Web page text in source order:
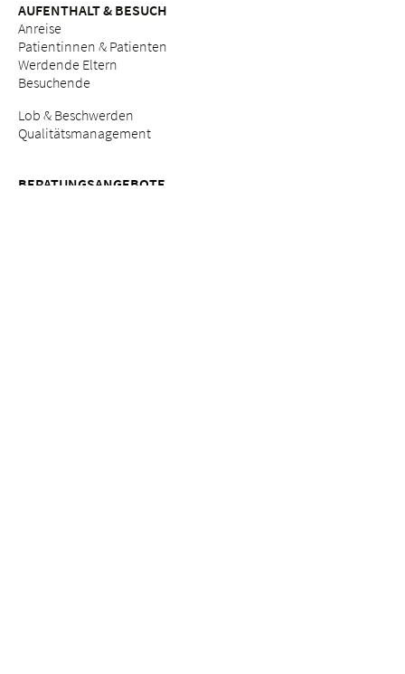
AUFENTHALT & BESUCH
Anreise
Patientinnen & Patienten
Werdende Eltern
Besuchende
Lob & Beschwerden
Qualitätsmanagement
BERATUNGSANGEBOTE